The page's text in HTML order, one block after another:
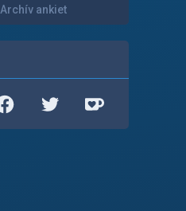
Archív ankiet